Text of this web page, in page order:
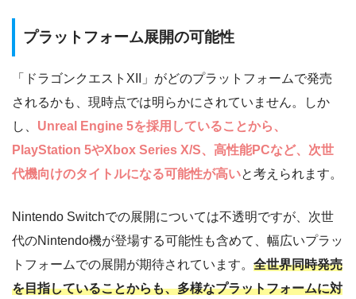
プラットフォーム展開の可能性
「ドラゴンクエストXII」がどのプラットフォームで発売
されるかも、現時点では明らかにされていません。しか
し、 Unreal Engine 5を採用していることから、
PlayStation 5やXbox Series X/S、高性能PCなど、次世
代機向けのタイトルになる可能性が高いと考えられます。
Nintendo Switchでの展開については不透明ですが、次世
代のNintendo機が登場する可能性も含めて、幅広いプラッ
トフォームでの展開が期待されています。 全世界同時発売
を目指していることからも、多様なプラットフォームに対